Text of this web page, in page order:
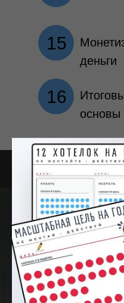
15
16
деньги
основы